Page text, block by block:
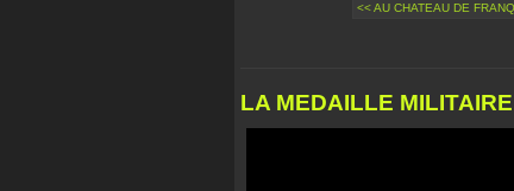
<< AU CHATEAU DE
LA MEDAILLE